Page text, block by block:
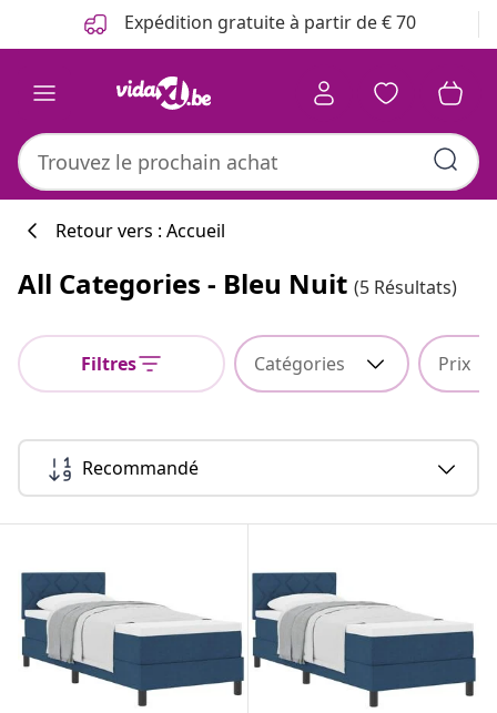
Expédition gratuite à partir de € 70
Retour vers : Accueil
All Categories - Bleu Nuit (5 Résultats)
Filtres Catégories Prix
Recommandé